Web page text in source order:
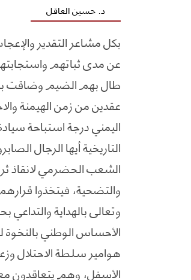
د. حسين العاقل
بكل مشاعر التقدير
عن مدى ثباتهم
طال بهم الضيم وضاقت
عقدين من زمن الهيمنة
اليمني درجة استباحة
التاريخية أيها الرجال
الشعب الحضرمي لانقاذ
والتضحية، فيتخذوا
وتعالى بالهداية
الأحساس الوطني
هوامير سلطة الاحتلال
الأسفل، وهم يتعاقدون